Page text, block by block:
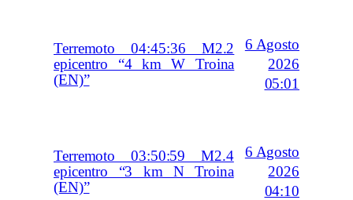
Terremoto 04:45:36 M2.2
epicentro “4 km W Troina
(EN)”
6 Agosto
2026
05:01
Terremoto 03:50:59 M2.4
epicentro “3 km N Troina
(EN)”
6 Agosto
2026
04:10